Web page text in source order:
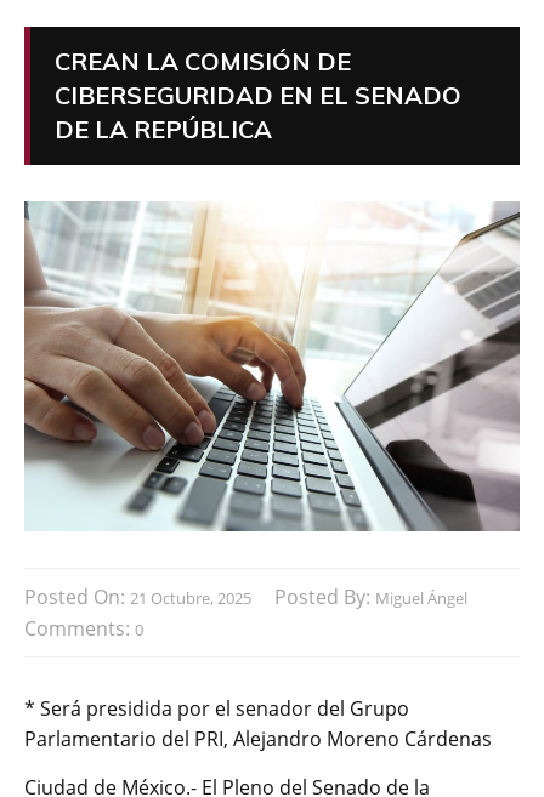
CREAN LA COMISIÓN DE
CIBERSEGURIDAD EN EL SENADO
DE LA REPÚBLICA
Posted On: 21 Octubre, 2025 Posted By: Miguel Ángel
Comments: 0
* Será presidida por el senador del Grupo
Parlamentario del PRI, Alejandro Moreno Cárdenas
Ciudad de México.- El Pleno del Senado de la